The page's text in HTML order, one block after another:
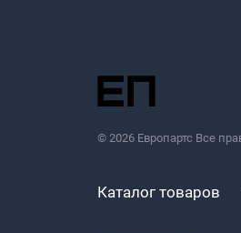
© 2026 Европартс Все
Каталог товаров